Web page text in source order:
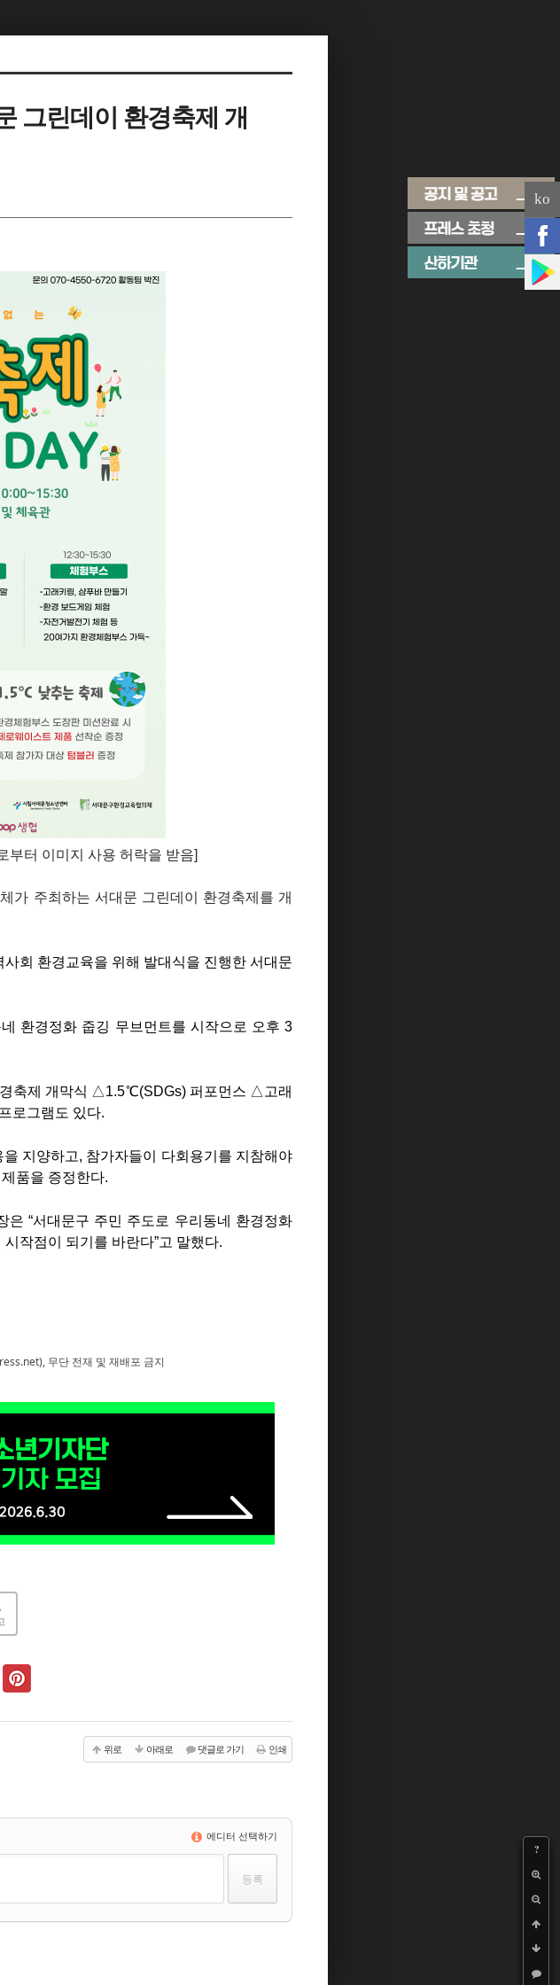
그린데이 환경축제 개
?
부터 이미지 사용 허락을 받음]
가 주최하는 서대문 그린데이 환경축제를 개
회 환경교육을 위해 발대식을 진행한 서대문
환경정화 줍깅 무브먼트를 시작으로 오후 3
축제 개막식 △1.5℃(SDGs) 퍼포먼스 △고래
로그램도 있다.
지양하고, 참가자들이 다회용기를 지참해야
품을 증정한다.
은 “서대문구 주민 주도로 우리동네 환경정화
작점이 되기를 바란다”고 말했다.
무단 전재 및 재배포 금지
위로 아래로 댓글로 가기 인쇄
에디터 선택하기
ko